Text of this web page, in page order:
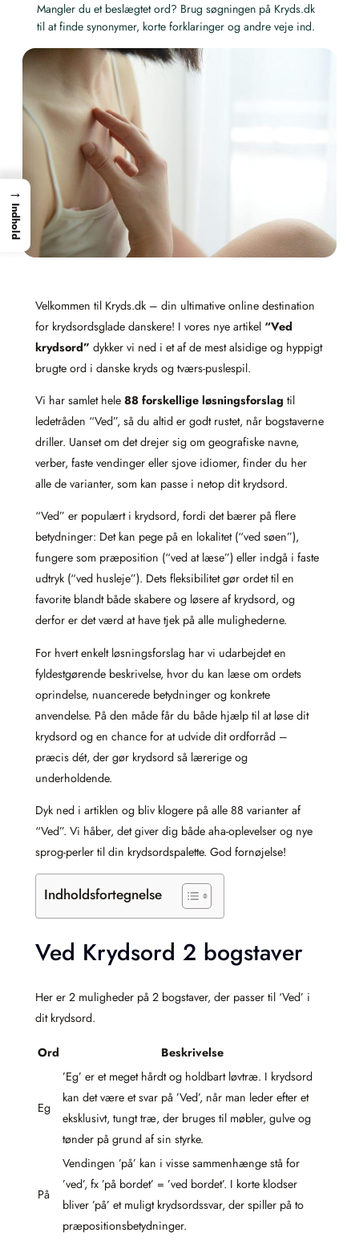
Mangler du et beslægtet ord? Brug søgningen på Kryds.dk
til at finde synonymer, korte forklaringer og andre veje ind.
Velkommen til Kryds.dk – din ultimative online destination
for krydsordsglade danskere! I vores nye artikel “Ved
krydsord” dykker vi ned i et af de mest alsidige og hyppigt
brugte ord i danske kryds og tværs-puslespil.
Vi har samlet hele 88 forskellige løsningsforslag til
ledetråden “Ved”, så du altid er godt rustet, når bogstaverne
driller. Uanset om det drejer sig om geografiske navne,
verber, faste vendinger eller sjove idiomer, finder du her
alle de varianter, som kan passe i netop dit krydsord.
“Ved” er populært i krydsord, fordi det bærer på flere
betydninger: Det kan pege på en lokalitet (“ved søen”),
fungere som præposition (“ved at læse”) eller indgå i faste
udtryk (“ved husleje”). Dets fleksibilitet gør ordet til en
favorite blandt både skabere og løsere af krydsord, og
derfor er det værd at have tjek på alle mulighederne.
For hvert enkelt løsningsforslag har vi udarbejdet en
fyldestgørende beskrivelse, hvor du kan læse om ordets
oprindelse, nuancerede betydninger og konkrete
anvendelse. På den måde får du både hjælp til at løse dit
krydsord og en chance for at udvide dit ordforråd –
præcis dét, der gør krydsord så lærerige og
underholdende.
Dyk ned i artiklen og bliv klogere på alle 88 varianter af
“Ved”. Vi håber, det giver dig både aha-oplevelser og nye
sprog-perler til din krydsordspalette. God fornøjelse!
Indholdsfortegnelse
Ved Krydsord 2 bogstaver
Her er 2 muligheder på 2 bogstaver, der passer til ‘Ved’ i
dit krydsord.
Ord Beskrivelse
Eg
’Eg’ er et meget hårdt og holdbart løvtræ. I krydsord
kan det være et svar på ’Ved’, når man leder efter et
eksklusivt, tungt træ, der bruges til møbler, gulve og
tønder på grund af sin styrke.
På
Vendingen ’på’ kan i visse sammenhænge stå for
’ved’, fx ’på bordet’ = ’ved bordet’. I korte klodser
bliver ’på’ et muligt krydsordssvar, der spiller på to
præpositionsbetydninger.
→
Indhold